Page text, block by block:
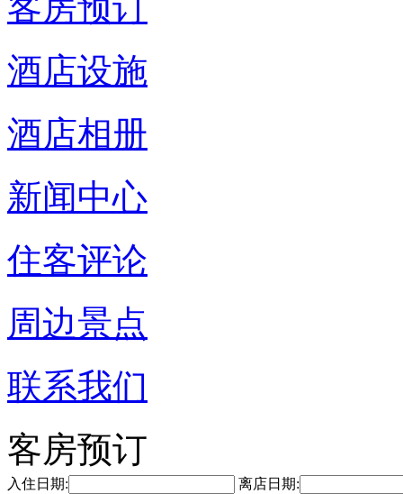
酒店设施
酒店相册
新闻中心
住客评论
周边景点
联系我们
客房预订
入住日期: 离店日期: